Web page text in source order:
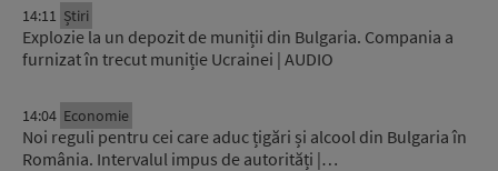
14:11 Știri
Explozie la un depozit de muniții din Bulgaria. Compania a
furnizat în trecut muniție Ucrainei | AUDIO
14:04 Economie
Noi reguli pentru cei care aduc țigări și alcool din Bulgaria în
România. Intervalul impus de autorități |…